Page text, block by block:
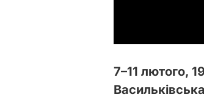
7–11 лютого,